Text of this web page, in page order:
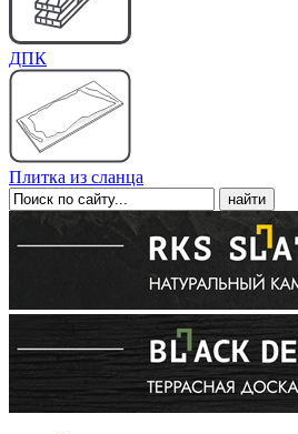
ДПК
Плитка из сланца